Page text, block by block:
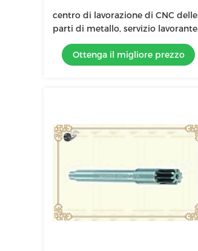
centro di lavorazione di CNC delle
parti di metallo, servizio lavorante
di precisione di CNC
Ottenga il migliore prezzo